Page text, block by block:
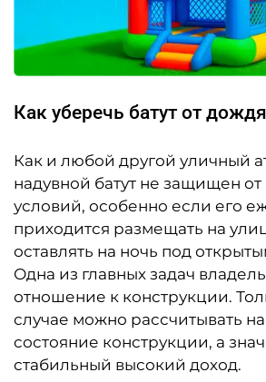
Как уберечь батут от
Как и любой другой уличный
надувной батут не защищен
условий, особенно если его
приходится размещать на
оставлять на ночь под
Одна из главных задач
отношение к конструкции.
случае можно рассчитывать
состояние конструкции, а
стабильный высокий доход.